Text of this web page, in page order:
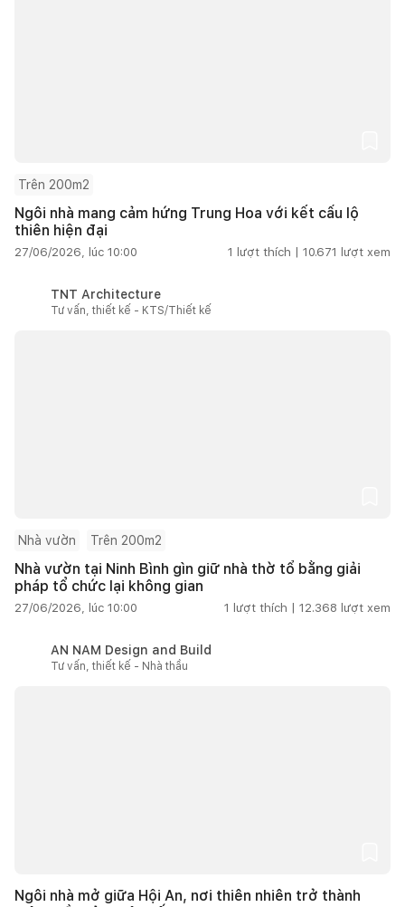
Trên 200m2
Ngôi nhà mang cảm hứng Trung Hoa với kết cấu lộ
thiên hiện đại
27/06/2026, lúc 10:00 1 lượt thích | 10.671 lượt xem
TNT Architecture
Tư vấn, thiết kế - KTS/Thiết kế
Nhà vườn Trên 200m2
Nhà vườn tại Ninh Bình gìn giữ nhà thờ tổ bằng giải
pháp tổ chức lại không gian
27/06/2026, lúc 10:00 1 lượt thích | 12.368 lượt xem
AN NAM Design and Build
Tư vấn, thiết kế - Nhà thầu
Ngôi nhà mở giữa Hội An, nơi thiên nhiên trở thành